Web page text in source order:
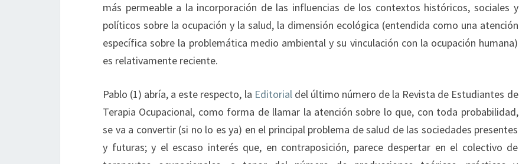
más permeable a la incorporación de las influencias de los contextos históricos, sociales y
políticos sobre la ocupación y la salud, la dimensión ecológica (entendida como una atención
específica sobre la problemática medio ambiental y su vinculación con la ocupación humana)
es relativamente reciente.
Pablo (1) abría, a este respecto, la Editorialdel último número de la Revista de Estudiantes de
Terapia Ocupacional, como forma de llamar la atención sobre lo que, con toda probabilidad,
se va a convertir (si no lo es ya) en el principal problema de salud de las sociedades presentes
y futuras; y el escaso interés que, en contraposición, parece despertar en el colectivo de